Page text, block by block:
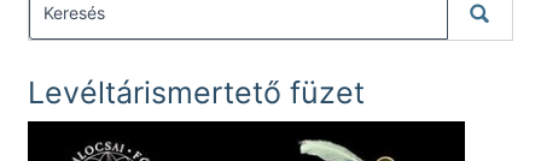
Levéltárismertető füzet